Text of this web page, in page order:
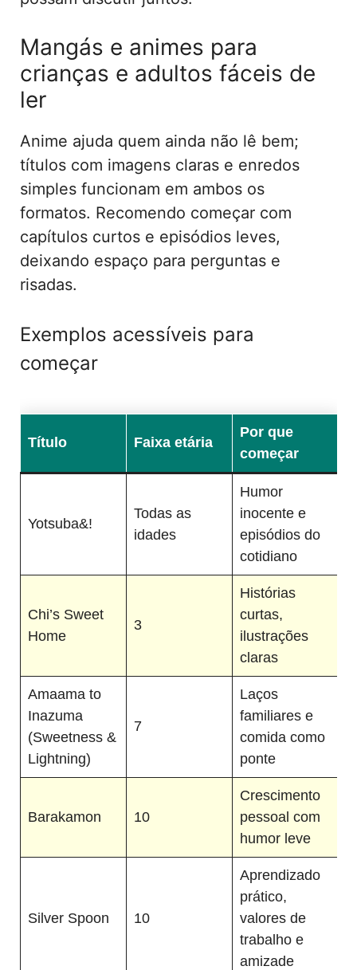
Mangás e animes para
crianças e adultos fáceis de
ler
Anime ajuda quem ainda não lê bem;
títulos com imagens claras e enredos
simples funcionam em ambos os
formatos. Recomendo começar com
capítulos curtos e episódios leves,
deixando espaço para perguntas e
risadas.
Exemplos acessíveis para
começar
Título Faixa etária
Por que
começar
Yotsuba&!
Todas as
idades
Humor
inocente e
episódios do
cotidiano
Chi’s Sweet
Home
3
Histórias
curtas,
ilustrações
claras
Amaama to
Inazuma
(Sweetness &
Lightning)
7
Laços
familiares e
comida como
ponte
Barakamon 10
Crescimento
pessoal com
humor leve
Silver Spoon 10
Aprendizado
prático,
valores de
trabalho e
amizade